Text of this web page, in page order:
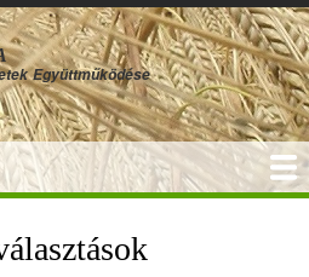
Ugrás
a
tartalomra
Együttműködése